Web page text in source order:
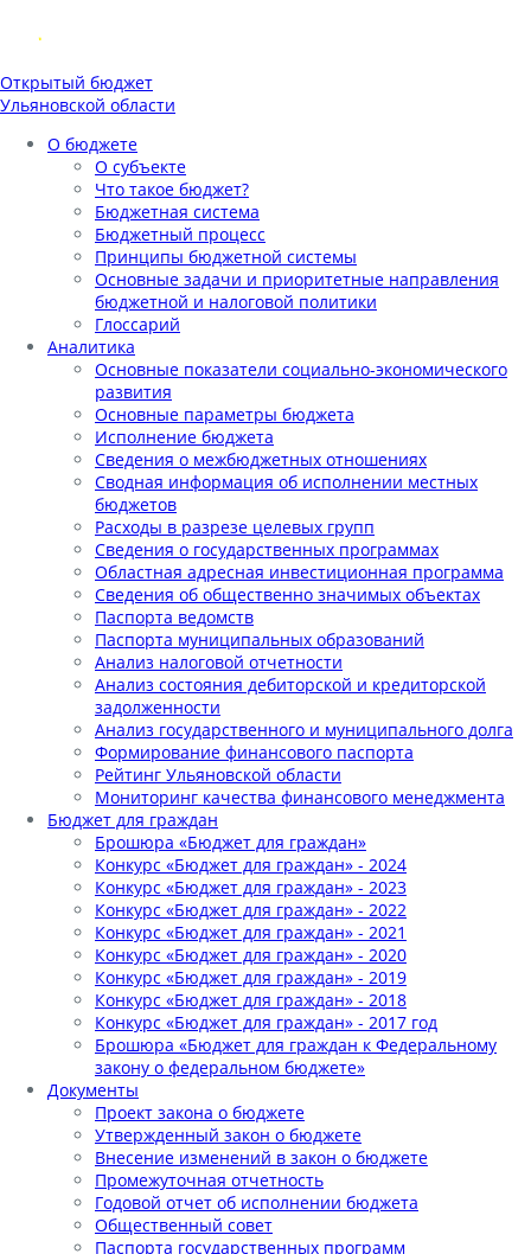
Открытый бюджет
Ульяновской области
О бюджете
О субъекте
Что такое бюджет?
Бюджетная система
Бюджетный процесс
Принципы бюджетной системы
Основные задачи и приоритетные направления
бюджетной и налоговой политики
Глоссарий
Аналитика
Основные показатели социально-экономического
развития
Основные параметры бюджета
Исполнение бюджета
Сведения о межбюджетных отношениях
Сводная информация об исполнении местных
бюджетов
Расходы в разрезе целевых групп
Сведения о государственных программах
Областная адресная инвестиционная программа
Сведения об общественно значимых объектах
Паспорта ведомств
Паспорта муниципальных образований
Анализ налоговой отчетности
Анализ состояния дебиторской и кредиторской
задолженности
Анализ государственного и муниципального долга
Формирование финансового паспорта
Рейтинг Ульяновской области
Мониторинг качества финансового менеджмента
Бюджет для граждан
Брошюра «Бюджет для граждан»
Конкурс «Бюджет для граждан» - 2024
Конкурс «Бюджет для граждан» - 2023
Конкурс «Бюджет для граждан» - 2022
Конкурс «Бюджет для граждан» - 2021
Конкурс «Бюджет для граждан» - 2020
Конкурс «Бюджет для граждан» - 2019
Конкурс «Бюджет для граждан» - 2018
Конкурс «Бюджет для граждан» - 2017 год
Брошюра «Бюджет для граждан к Федеральному
закону о федеральном бюджете»
Документы
Проект закона о бюджете
Утвержденный закон о бюджете
Внесение изменений в закон о бюджете
Промежуточная отчетность
Годовой отчет об исполнении бюджета
Общественный совет
Паспорта государственных программ